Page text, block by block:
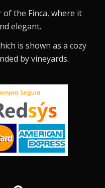
the Finca, where it
elegant.
is shown as a cozy
by vineyards.